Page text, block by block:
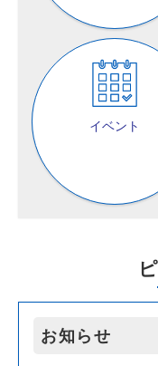
イベント
お知らせ